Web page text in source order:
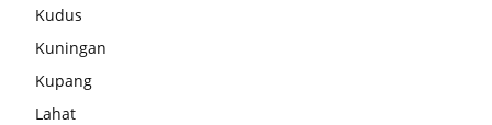
Kudus
Kuningan
Kupang
Lahat